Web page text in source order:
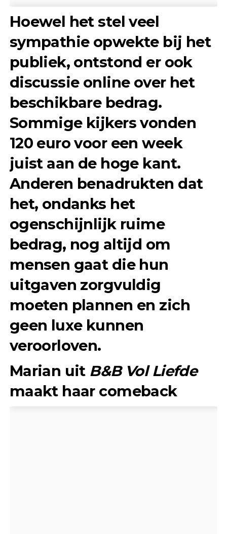
Hoewel het stel veel
sympathie opwekte bij het
publiek, ontstond er ook
discussie online over het
beschikbare bedrag.
Sommige kijkers vonden
120 euro voor een week
juist aan de hoge kant.
Anderen benadrukten dat
het, ondanks het
ogenschijnlijk ruime
bedrag, nog altijd om
mensen gaat die hun
uitgaven zorgvuldig
moeten plannen en zich
geen luxe kunnen
veroorloven.
Marian uit B&B Vol Liefde
maakt haar comeback